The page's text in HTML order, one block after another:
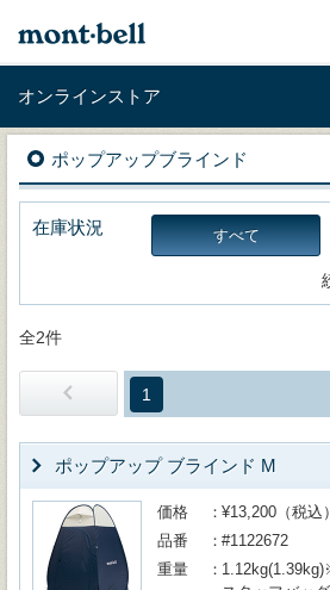
オンラインストア
ポップアップブラインド
在庫状況 すべて
全2件
1
ポップアップ ブラインド M
価格
¥13,200（税込）
品番
#1122672
重量